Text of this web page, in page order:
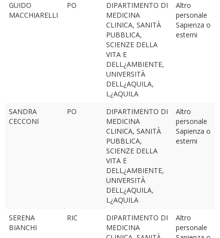
GUIDO
MACCHIARELLI
PO
DIPARTIMENTO DI
MEDICINA
CLINICA, SANITÀ
PUBBLICA,
SCIENZE DELLA
VITA E
DELL¿AMBIENTE,
UNIVERSITÀ
DELL¿AQUILA,
L¿AQUILA
Altro
personale
Sapienza o
esterni
SANDRA
CECCONI
PO
DIPARTIMENTO DI
MEDICINA
CLINICA, SANITÀ
PUBBLICA,
SCIENZE DELLA
VITA E
DELL¿AMBIENTE,
UNIVERSITÀ
DELL¿AQUILA,
L¿AQUILA
Altro
personale
Sapienza o
esterni
SERENA
BIANCHI
RIC
DIPARTIMENTO DI
MEDICINA
Altro
personale